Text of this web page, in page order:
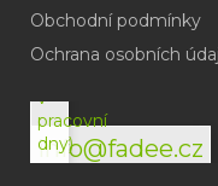
Obchodní podmínky
Ochrana osobních
info@fadee.cz
(odpověď
do
v
pracovní
dny)
(Po-